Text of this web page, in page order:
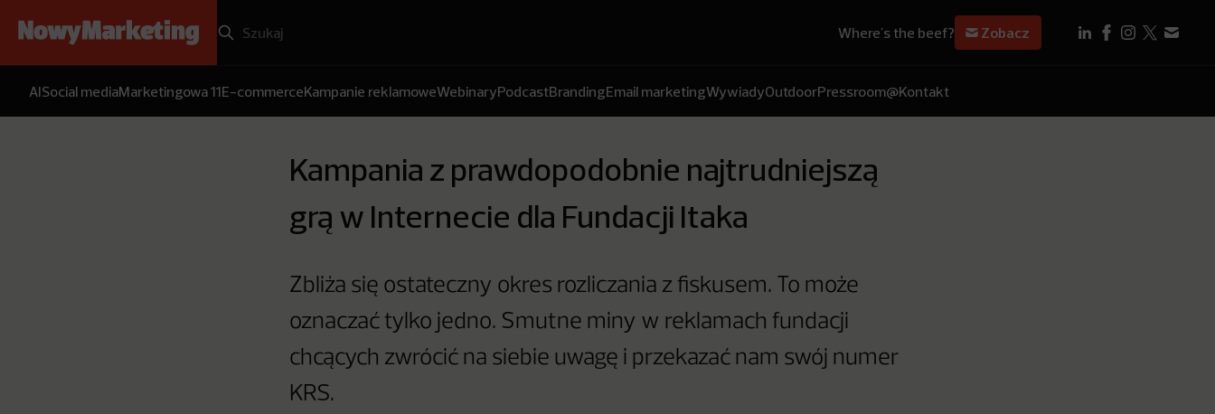
Where's the beef? Zobacz
AISocial mediaMarketingowa 11E-commerceKampanie reklamoweWebinaryPodcastBrandingEmail marketingWywiadyOutdoorPressroom@Kontakt
Kampania z prawdopodobnie najtrudniejszą
grą w Internecie dla Fundacji Itaka
Zbliża się ostateczny okres rozliczania z fiskusem. To może
oznaczać tylko jedno. Smutne miny w reklamach fundacji
chcących zwrócić na siebie uwagę i przekazać nam swój numer
KRS.